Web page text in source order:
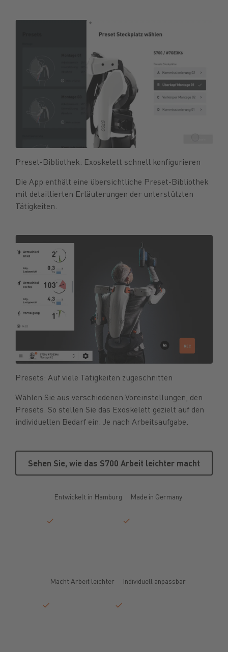
Preset-Bibliothek: Exoskelett schnell konfigurieren
Die App enthält eine übersichtliche Preset-Bibliothek
mit detaillierten Erläuterungen der unterstützten
Tätigkeiten.
Presets: Auf viele Tätigkeiten zugeschnitten
Wählen Sie aus verschiedenen Voreinstellungen, den
Presets. So stellen Sie das Exoskelett gezielt auf den
individuellen Bedarf ein. Je nach Arbeitsaufgabe.
Sehen Sie, wie das S700
Sehen Sie, wie das S700 Arbeit leichter macht
Entwickelt in Hamburg Made in Germany
Macht Arbeit leichter Individuell anpassbar